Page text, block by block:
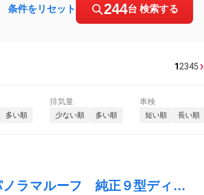
条件をリセット 244台 検索する
12345 ›
多い順
排気量
少ない順 多い順
車検
短い順 長い順
ＲＡＶ４ ＰＨＶ ブラックトーン パノラマルーフ 純正９型ディスプレイ ナビキット パノラミックビューモニター ブラインドスッポトモニター トヨタセーフティセンス デジタルインナーミラー メモリー機能付きパワーシート スマートキー